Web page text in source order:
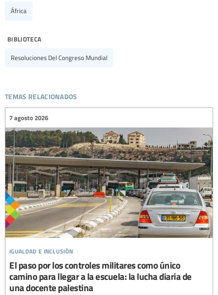
África
biblioteca
Resoluciones Del Congreso Mundial
temas relacionados
igualdad e inclusión
7 agosto 2026
El paso por los controles militares como único
camino para llegar a la escuela: la lucha diaria de
una docente palestina